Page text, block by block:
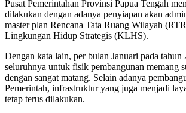
Pusat Pemerintahan Provinsi Papua Tengah
dilakukan dengan adanya penyiapan akan
master plan Rencana Tata Ruang Wilayah
Lingkungan Hidup Strategis (KLHS).
Dengan kata lain, per bulan Januari pada tahun
seluruhnya untuk fisik pembangunan memang
dengan sangat matang. Selain adanya
Pemerintah, infrastruktur yang juga menjadi
tetap terus dilakukan.